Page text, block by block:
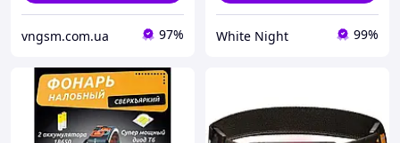
vngsm.com.ua 97% White Night 99%